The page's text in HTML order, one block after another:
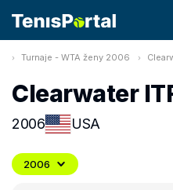
Turnaje - WTA ženy 2006
Clearwater
2006 USA
2006